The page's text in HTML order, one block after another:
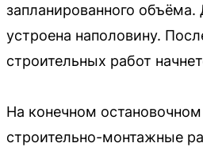
запланированного
устроена наполовину.
строительных работ
На конечном
строительно-монтажные